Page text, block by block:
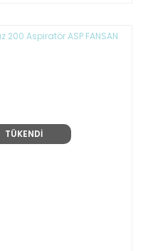
TÜKENDİ